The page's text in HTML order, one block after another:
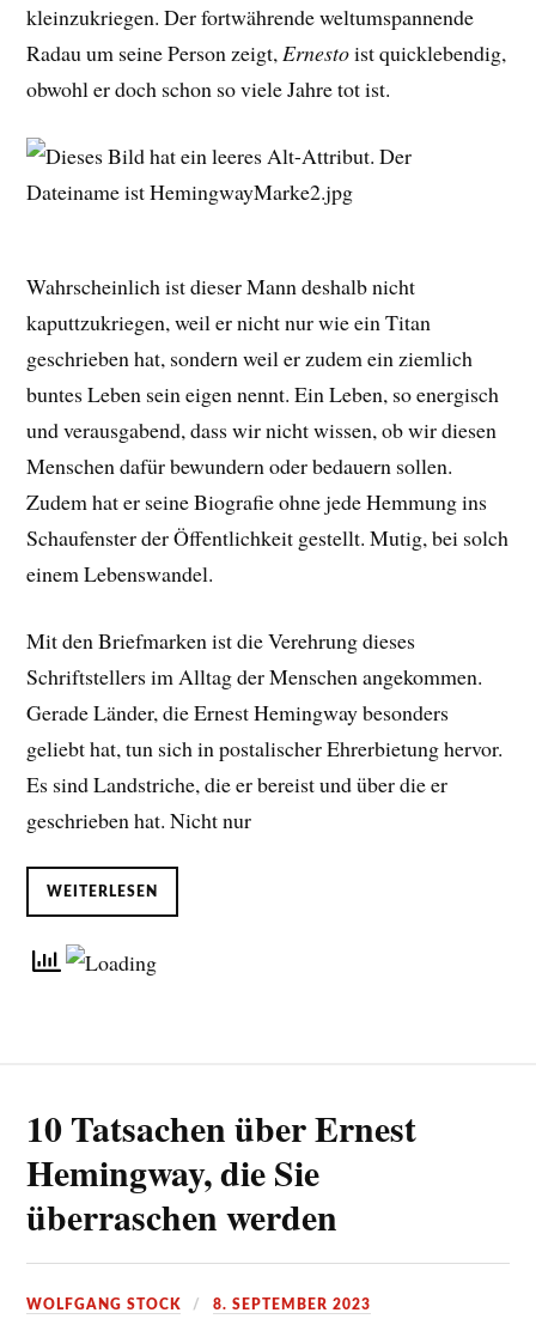
kleinzukriegen. Der fortwährende weltumspannende
Radau um seine Person zeigt, Ernestoist quicklebendig,
obwohl er doch schon so viele Jahre tot ist.
Wahrscheinlich ist dieser Mann deshalb nicht
kaputtzukriegen, weil er nicht nur wie ein Titan
geschrieben hat, sondern weil er zudem ein ziemlich
buntes Leben sein eigen nennt. Ein Leben, so energisch
und verausgabend, dass wir nicht wissen, ob wir diesen
Menschen dafür bewundern oder bedauern sollen.
Zudem hat er seine Biografie ohne jede Hemmung ins
Schaufenster der Öffentlichkeit gestellt. Mutig, bei solch
einem Lebenswandel.
Mit den Briefmarken ist die Verehrung dieses
Schriftstellers im Alltag der Menschen angekommen.
Gerade Länder, die Ernest Hemingway besonders
geliebt hat, tun sich in postalischer Ehrerbietung hervor.
Es sind Landstriche, die er bereist und über die er
geschrieben hat. Nicht nur
WEITERLESEN
10 Tatsachen über Ernest
Hemingway, die Sie
überraschen werden
WOLFGANG STOCK 8. SEPTEMBER 2023